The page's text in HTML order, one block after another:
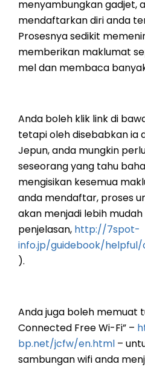
menyambungkan gadjet,
mendaftarkan diri anda
Prosesnya sedikit
memberikan maklumat
mel dan membaca
Anda boleh klik link di
tetapi oleh disebabkan ia
Jepun, anda mungkin
seseorang yang tahu
mengisikan kesemua
anda mendaftar, proses
akan menjadi lebih mudah
penjelasan, http://7spot-
info.jp/guidebook/
).
Anda juga boleh memuat
Connected Free Wi-Fi” –
bp.net/jcfw/en.html –
sambungan wifi anda